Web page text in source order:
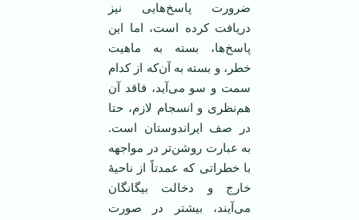
ضرورت پاسخ‌هایی نیز
دریافت کرده‌ است، اما این
پاسخ‌ها، بسته به ماهیت
خطر، و بسته به آن‌که از کدام
سمت و سو می‌آید، فاقد آن
هم‌نظری و انسجام لازم، حتا
در صف ایراندوستان است.
به عبارت روشن‌تر در مواجهه
با خطراتی که عمدتاً از ناحیۀ
خارج و دخالت بیگانگان
می‌آیند، بیشتر در صورت